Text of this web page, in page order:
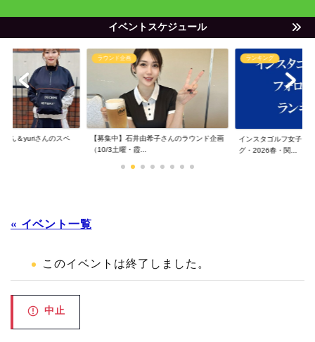
イベントスケジュール
ん＆yuriさんのスペ
ラウンド企画
【募集中】石井由希子さんのラウンド企画
（10/3土曜・霞...
ランキング
インスタゴルフ女子フ
グ・2026春・関...
« イベント一覧
このイベントは終了しました。
中止